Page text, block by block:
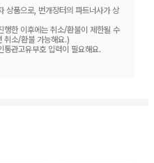
상품으로, 번개장터의 파트너사가 상
행한 이후에는 취소/환불이 제한될 수
취소/환불 가능해요.)
통관고유부호 입력이 필요해요.